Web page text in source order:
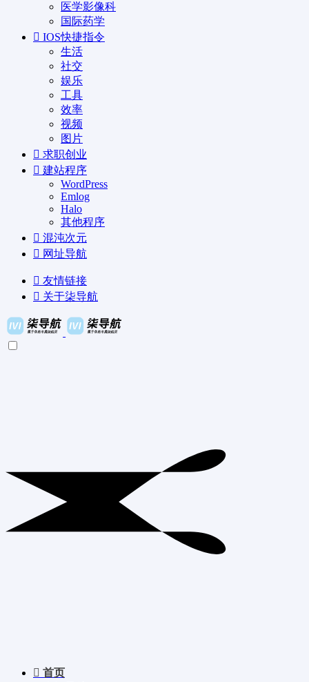
医学影像科
国际药学
IOS快捷指令
生活
社交
娱乐
工具
效率
视频
图片
求职创业
建站程序
WordPress
Emlog
Halo
其他程序
混沌次元
网址导航
友情链接
关于柒导航
首页